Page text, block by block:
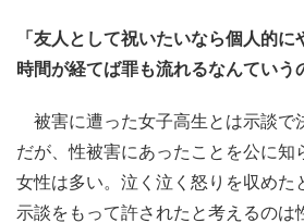
「友人として祝いたいなら個人的に
時間が経てば罪も流れるなんていう
被害に遭った女子高生とは示談で
だが、性被害にあったことを公に知
女性は多い。泣く泣く怒りを収めた
示談をもって許されたと考えるのは